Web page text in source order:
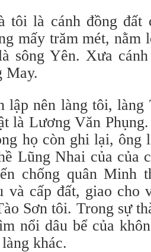
tôi là cánh đồng đất
mấy trăm mét, nằm
sông Yên. Xưa
May.
lập nên làng tôi, làng
là Lương Văn
họ còn ghi lại, ông
Lũng Nhai của của
chống quân Minh
và cấp đất, giao cho
Sơn tôi. Trong sự
nổi dâu bể của
khác.